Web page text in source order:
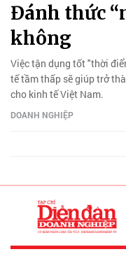
Đánh thức
không
Việc tận dụng tốt "thời
tế tầm thấp sẽ giúp trở
cho kinh tế Việt Nam.
DOANH NGHIỆP